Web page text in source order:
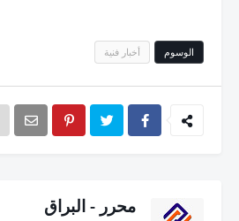
الوسوم أخبار فنية
محرر - البراق